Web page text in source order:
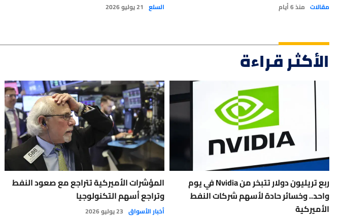
مقالات منذ 6 أيام السلع 21 يوليو 2026
الأكثر قراءة
ربع تريليون دولار تتبخر من Nvidia في يوم
واحد.. وخسائر حادة لأسهم شركات النفط
الأميركية
المؤشرات الأميركية تتراجع مع صعود النفط
وتراجع أسهم التكنولوجيا
أخبار الأسواق 23 يوليو 2026